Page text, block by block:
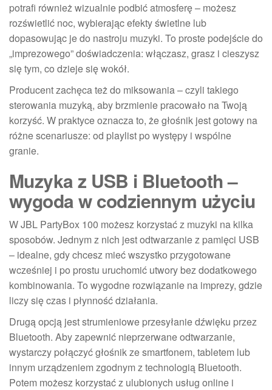
potrafi również wizualnie podbić atmosferę – możesz
rozświetlić noc, wybierając efekty świetlne lub
dopasowując je do nastroju muzyki. To proste podejście do
„imprezowego” doświadczenia: włączasz, grasz i cieszysz
się tym, co dzieje się wokół.
Producent zachęca też do miksowania – czyli takiego
sterowania muzyką, aby brzmienie pracowało na Twoją
korzyść. W praktyce oznacza to, że głośnik jest gotowy na
różne scenariusze: od playlist po występy i wspólne
granie.
Muzyka z USB i Bluetooth –
wygoda w codziennym użyciu
W JBL PartyBox 100 możesz korzystać z muzyki na kilka
sposobów. Jednym z nich jest odtwarzanie z pamięci USB
– idealne, gdy chcesz mieć wszystko przygotowane
wcześniej i po prostu uruchomić utwory bez dodatkowego
kombinowania. To wygodne rozwiązanie na imprezy, gdzie
liczy się czas i płynność działania.
Drugą opcją jest strumieniowe przesyłanie dźwięku przez
Bluetooth. Aby zapewnić nieprzerwane odtwarzanie,
wystarczy połączyć głośnik ze smartfonem, tabletem lub
innym urządzeniem zgodnym z technologią Bluetooth.
Potem możesz korzystać z ulubionych usług online i